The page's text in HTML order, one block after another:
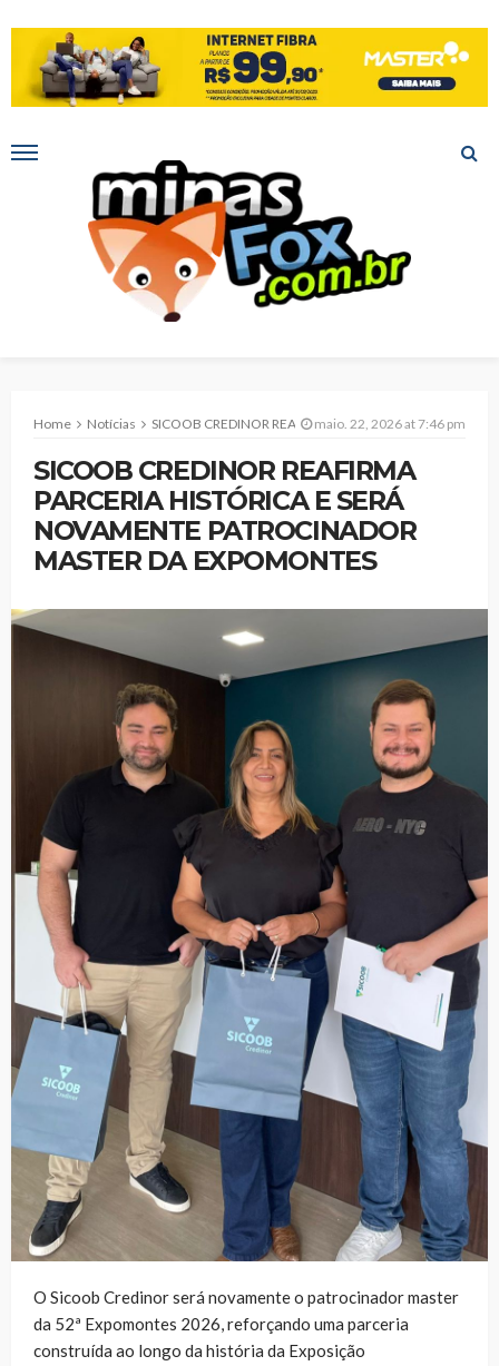
Home Notícias SICOOB CREDINOR REAFIRMA PARCERIA HISTÓRICA E SERÁ NOVAMENTE PATROCINADOR MASTER DA EXPOMONTES
maio. 22, 2026 at 7:46 pm
SICOOB CREDINOR REAFIRMA
PARCERIA HISTÓRICA E SERÁ
NOVAMENTE PATROCINADOR
MASTER DA EXPOMONTES
O Sicoob Credinor será novamente o patrocinador master
da 52ª Expomontes 2026, reforçando uma parceria
construída ao longo da história da Exposição